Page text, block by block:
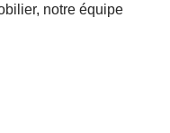
notre équipe